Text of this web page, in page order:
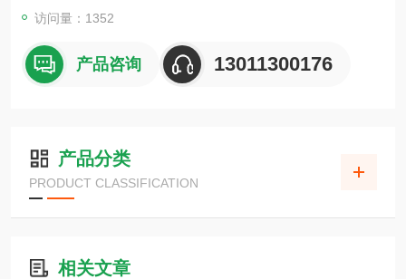
访问量：1352
产品咨询 13011300176
产品分类
PRODUCT CLASSIFICATION
相关文章